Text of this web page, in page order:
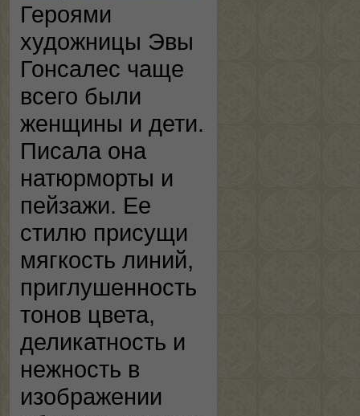
Героями
художницы Эвы
Гонсалес чаще
всего были
женщины и дети.
Писала она
натюрморты и
пейзажи. Ее
стилю присущи
мягкость линий,
приглушенность
тонов цвета,
деликатность и
нежность в
изображении